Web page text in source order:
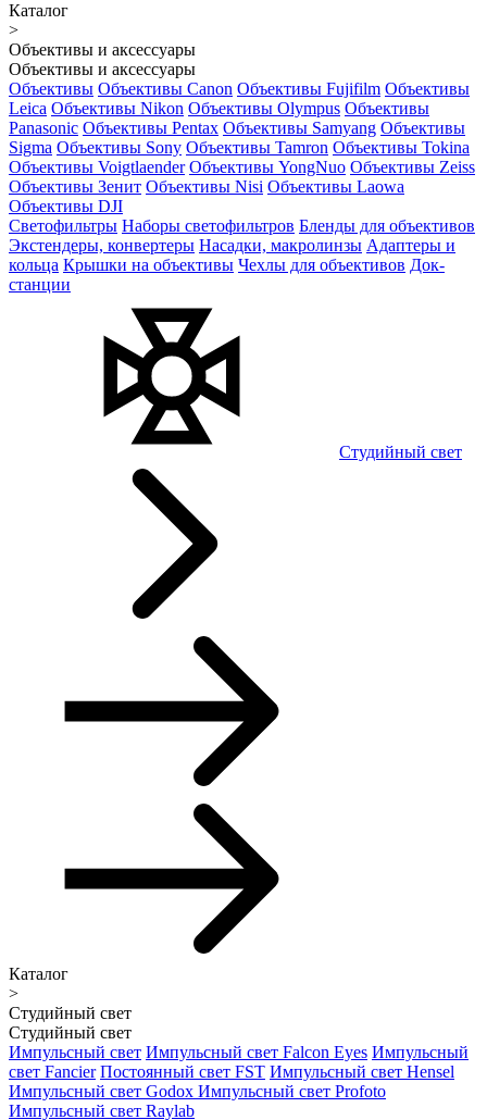
Каталог
>
Объективы и аксессуары
Объективы и аксессуары
Объективы Объективы Canon Объективы Fujifilm Объективы
Leica Объективы Nikon Объективы Olympus Объективы
Panasonic Объективы Pentax Объективы Samyang Объективы
Sigma Объективы Sony Объективы Tamron Объективы Tokina
Объективы Voigtlaender Объективы YongNuo Объективы Zeiss
Объективы Зенит Объективы Nisi Объективы Laowa
Объективы DJI
Светофильтры Наборы светофильтров Бленды для объективов
Экстендеры, конвертеры Насадки, макролинзы Адаптеры и
кольца Крышки на объективы Чехлы для объективов Док-
станции
Студийный свет
Каталог
>
Студийный свет
Студийный свет
Импульсный свет Импульсный свет Falcon Eyes Импульсный
свет Fancier Постоянный свет FST Импульсный свет Hensel
Импульсный свет Godox Импульсный свет Profoto
Импульсный свет Raylab